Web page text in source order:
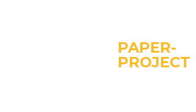
PAPER-
PROJECT